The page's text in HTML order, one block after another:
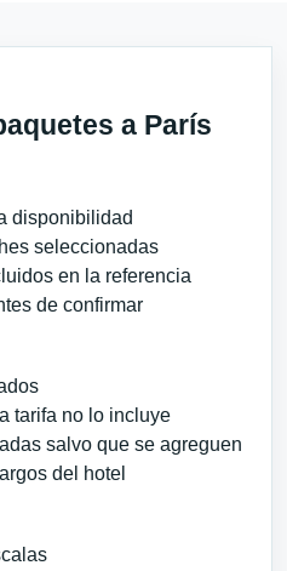
a París
disponibilidad
seleccionadas
en la referencia
de confirmar
tarifa no lo incluye
salvo que se agreguen
del hotel